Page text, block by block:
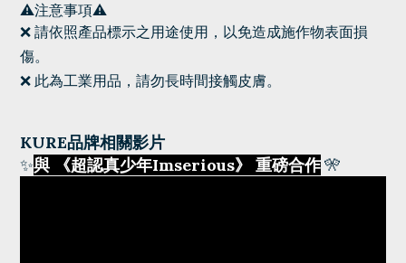
⚠️注意事項⚠️
❌ 請依照產品標示之用途使用，以免造成施作物表面損
傷。
❌ 此為工業用品，請勿長時間接觸皮膚。
KURE品牌相關影片
✨與 《超認真少年Imserious》 重磅合作🎌